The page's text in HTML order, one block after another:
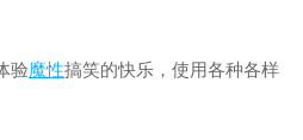
验魔性搞笑的快乐，使用各种各样